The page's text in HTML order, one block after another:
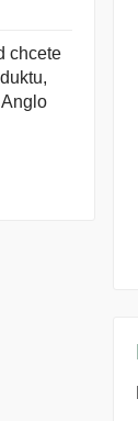
chcete